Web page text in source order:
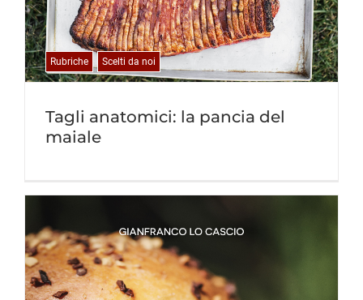
Tagli anatomici: la pancia del
maiale
Rubriche Scelti da noi